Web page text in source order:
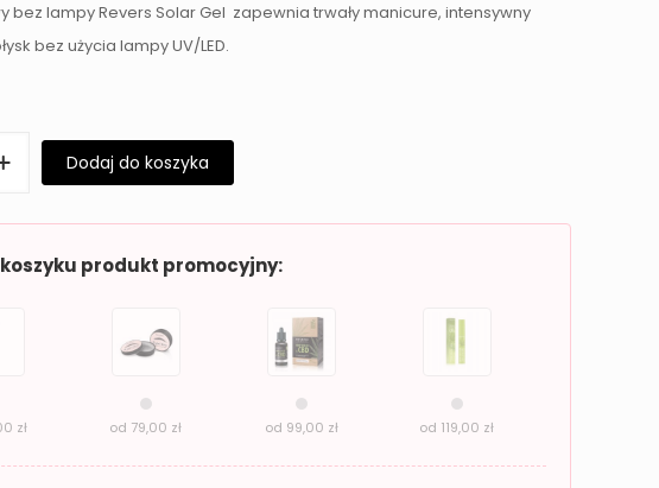
bez lampy Revers Solar Gel zapewnia trwały manicure, intensywny
bez użycia lampy UV/LED.
Dodaj do koszyka
produkt promocyjny:
zł od 79,00 zł od 99,00 zł od 119,00 zł